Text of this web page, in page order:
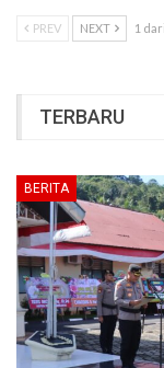
PREV NEXT 1
TERBARU
BERITA